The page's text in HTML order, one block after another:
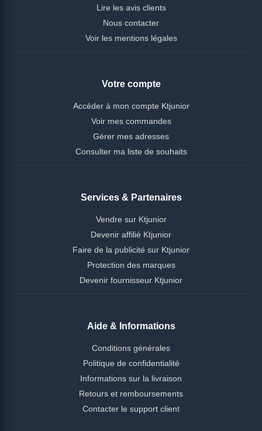
Lire les avis clients
Nous contacter
Voir les mentions légales
Votre compte
Accéder à mon compte Ktjunior
Voir mes commandes
Gérer mes adresses
Consulter ma liste de souhaits
Services & Partenaires
Vendre sur Ktjunior
Devenir affilié Ktjunior
Faire de la publicité sur Ktjunior
Protection des marques
Devenir fournisseur Ktjunior
Aide & Informations
Conditions générales
Politique de confidentialité
Informations sur la livraison
Retours et remboursements
Contacter le support client